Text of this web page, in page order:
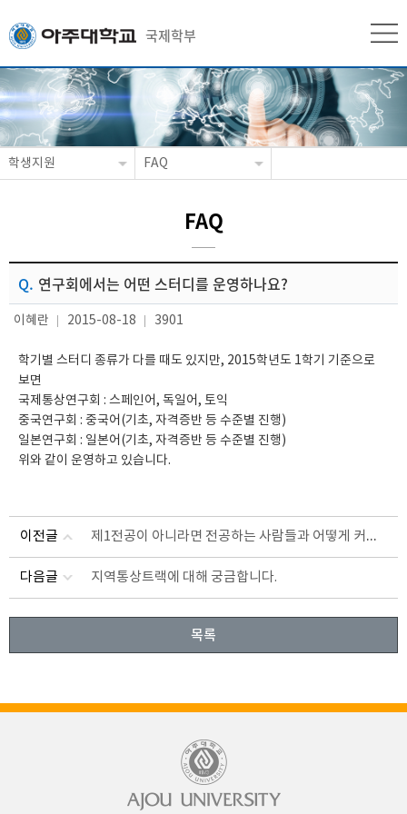
국제학부
학생지원 FAQ
FAQ
Q. 연구회에서는 어떤 스터디를 운영하나요?
이혜란 2015-08-18 3901
학기별 스터디 종류가 다를 때도 있지만, 2015학년도 1학기 기준으로
보면
국제통상연구회 : 스페인어, 독일어, 토익
중국연구회 : 중국어(기초, 자격증반 등 수준별 진행)
일본연구회 : 일본어(기초, 자격증반 등 수준별 진행)
위와 같이 운영하고 있습니다.
이전글 제1전공이 아니라면 전공하는 사람들과 어떻게 커뮤니티가 이루어지나요
다음글 지역통상트랙에 대해 궁금합니다.
목록